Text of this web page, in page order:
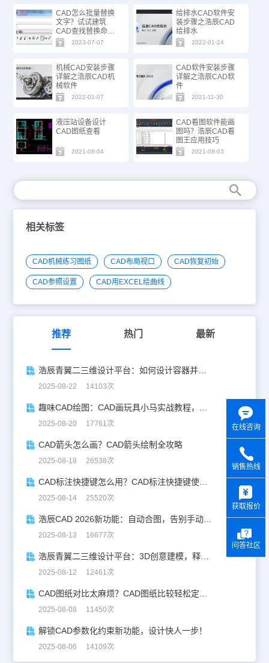
CAD怎么批量替换
文字？试试建筑
CAD查找替换命
令！
2023-07-07
给排水CAD软件安
装步骤之浩辰CAD
给排水
2022-01-24
机械CAD安装步骤
详解之浩辰CAD机
械软件
2022-01-07
CAD软件安装步骤
详解之浩辰CAD软
件
2021-11-30
液压站设备设计
CAD图纸查看
2021-08-04
CAD看图软件能画
图吗？浩辰CAD看
图王应用技巧
2021-08-03
相关标签
CAD机械练习图纸 CAD布局视口 CAD恢复初始
CAD参照设置 CAD用EXCEL绘曲线
推荐 热门 最新
浩辰青翼二三维设计平台：如何设计容器并计算其体积
2025-08-22 14103次
2025-08-20 17761次
CAD箭头怎么画？CAD箭头绘制全攻略
2025-08-18 26538次
CAD标注快捷键怎么用？CAD标注快捷键使用教程
2025-08-14 25520次
浩辰CAD 2026新功能：自动合图，告别手动拼图！
2025-08-13 16677次
浩辰青翼二三维设计平台：3D创意建模，释放创意生产力！
2025-08-12 12461次
2025-08-08 11450次
解锁CAD参数化约束新功能，设计快人一步！
2025-08-06 14109次
在线咨询
销售热线
获取报价
问答社区